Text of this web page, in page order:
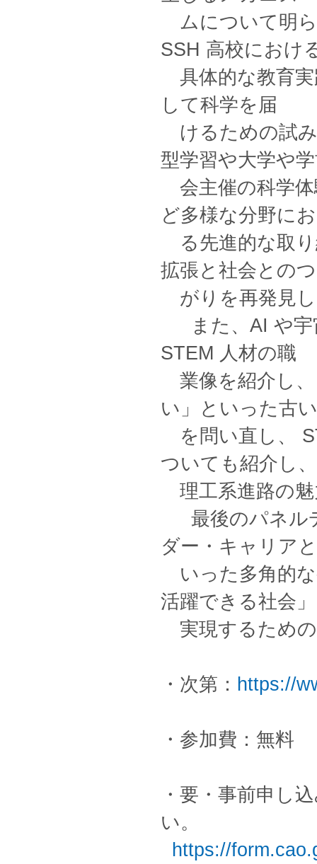
ムについて明
SSH 高校におけ
具体的な教育実
して科学を届
けるための試
型学習や大学や
会主催の科学体
ど多様な分野に
る先進的な取り
拡張と社会との
がりを再発見
また、AI や宇
STEM 人材の職
業像を紹介し、
い」といった古
を問い直し、
ついても紹介し、
理工系進路の
最後のパネル
ダー・キャリアと
いった多角的な
活躍できる社会
実現するため
・次第： https://
・参加費：無料
・要・事前申し
い
https://